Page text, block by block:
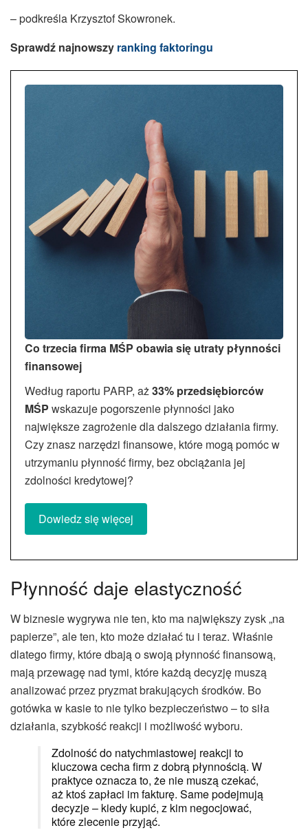
– podkreśla Krzysztof Skowronek.
Sprawdź najnowszy ranking faktoringu
Co trzecia firma MŚP obawia się utraty płynności
finansowej
Według raportu PARP, aż 33% przedsiębiorców
MŚP wskazuje pogorszenie płynności jako
największe zagrożenie dla dalszego działania firmy.
Czy znasz narzędzi finansowe, które mogą pomóc w
utrzymaniu płynność firmy, bez obciążania jej
zdolności kredytowej?
Dowiedz się więcej
Płynność daje elastyczność
W biznesie wygrywa nie ten, kto ma największy zysk „na
papierze”, ale ten, kto może działać tu i teraz. Właśnie
dlatego firmy, które dbają o swoją płynność finansową,
mają przewagę nad tymi, które każdą decyzję muszą
analizować przez pryzmat brakujących środków. Bo
gotówka w kasie to nie tylko bezpieczeństwo – to siła
działania, szybkość reakcji i możliwość wyboru.
Zdolność do natychmiastowej reakcji to
kluczowa cecha firm z dobrą płynnością. W
praktyce oznacza to, że nie muszą czekać,
aż ktoś zapłaci im fakturę. Same podejmują
decyzje – kiedy kupić, z kim negocjować,
które zlecenie przyjąć.